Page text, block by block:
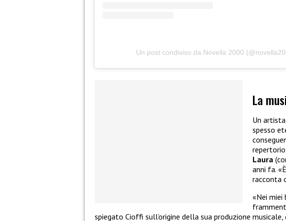
Un post condiviso da Novella 2000
La
Un
spesso
repertorio
Laura
anni fa.
racconta
«Nei miei
spiegato Cioffi sull’origine della sua produzione